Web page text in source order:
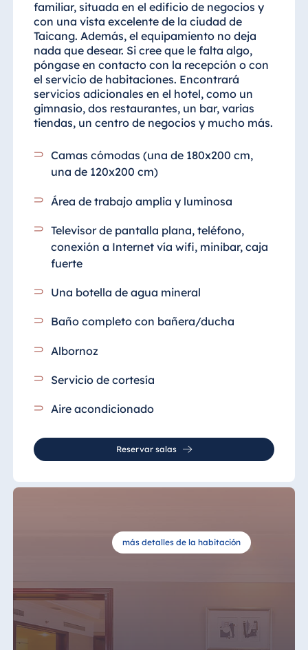
familiar, situada en el edificio de negocios y
con una vista excelente de la ciudad de
Taicang. Además, el equipamiento no deja
nada que desear. Si cree que le falta algo,
póngase en contacto con la recepción o con
el servicio de habitaciones. Encontrará
servicios adicionales en el hotel, como un
gimnasio, dos restaurantes, un bar, varias
tiendas, un centro de negocios y mucho más.
Camas cómodas (una de 180x200 cm,
una de 120x200 cm)
Área de trabajo amplia y luminosa
Televisor de pantalla plana, teléfono,
conexión a Internet vía wifi, minibar, caja
fuerte
Una botella de agua mineral
Baño completo con bañera/ducha
Albornoz
Servicio de cortesía
Aire acondicionado
Reservar salas
más detalles de la habitación